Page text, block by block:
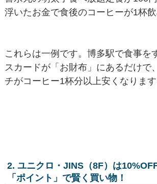
浮いたお金で食後のコーヒーが1杯飲
これらは一例です。博多駅で食事を
スカードが「お財布」にあるだけで
チがコーヒー1杯分以上安くなります
2. ユニクロ・JINS（8F）は
「ポイント」で賢く買い物！